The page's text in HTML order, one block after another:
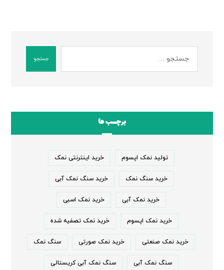
جستجو
برچسب ها
تولید نمک اپسوم خرید اینترنتی نمک
خرید سنگ نمک خرید سنگ نمک آبی
خرید نمک آبی خرید نمک اسبی
خرید نمک اپسوم خرید نمک تصفیه شده
خرید نمک صنعتی خرید نمک صورتی سنگ نمک
سنگ نمک آبی سنگ نمک آبی کریستالی